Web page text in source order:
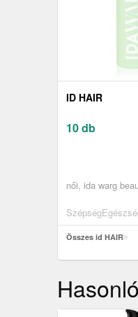
ID HAIR
10 db
női, ida warg
Összes id HAIR